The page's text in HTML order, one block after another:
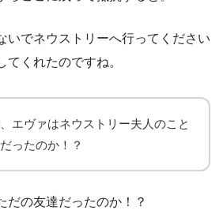
いでネウストリーへ行ってください
てくれたのですね。
エヴァはネウストリー夫人のこと
ったのか！？
だの友達だったのか！？